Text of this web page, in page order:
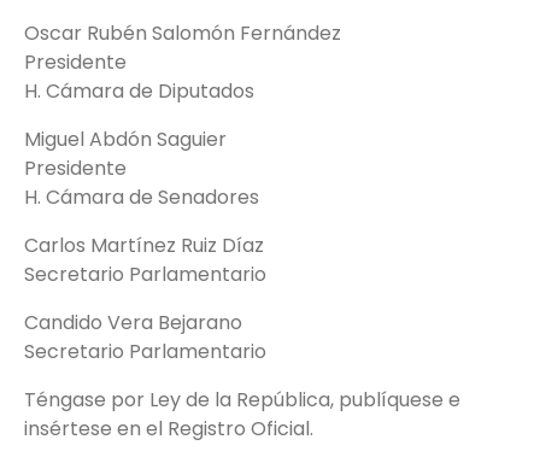
Oscar Rubén Salomón Fernández
Presidente
H. Cámara de Diputados
Miguel Abdón Saguier
Presidente
H. Cámara de Senadores
Carlos Martínez Ruiz Díaz
Secretario Parlamentario
Candido Vera Bejarano
Secretario Parlamentario
Téngase por Ley de la República, publíquese e
insértese en el Registro Oficial.